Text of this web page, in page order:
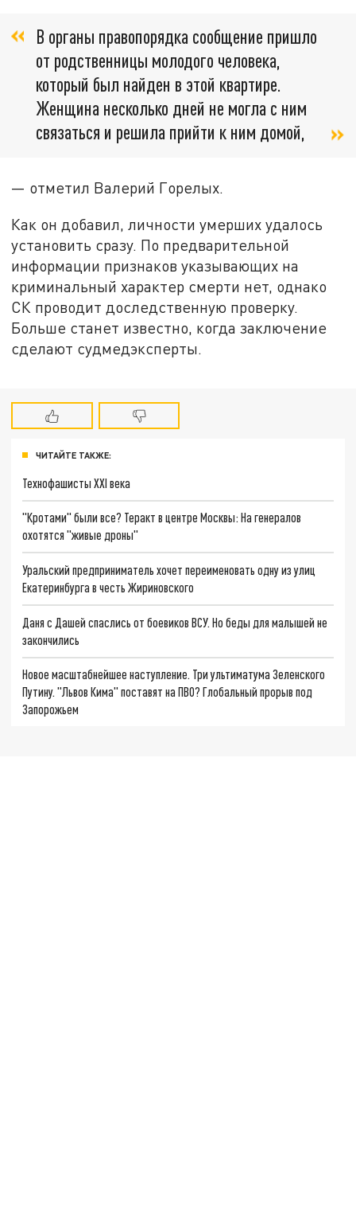
В органы правопорядка сообщение пришло
от родственницы молодого человека,
который был найден в этой квартире.
Женщина несколько дней не могла с ним
связаться и решила прийти к ним домой,
— отметил Валерий Горелых.
Как он добавил, личности умерших удалось
установить сразу. По предварительной
информации признаков указывающих на
криминальный характер смерти нет, однако
СК проводит доследственную проверку.
Больше станет известно, когда заключение
сделают судмедэксперты.
ЧИТАЙТЕ ТАКЖЕ:
Технофашисты XXI века
"Кротами" были все? Теракт в центре Москвы: На генералов
охотятся "живые дроны"
Уральский предприниматель хочет переименовать одну из улиц
Екатеринбурга в честь Жириновского
Даня с Дашей спаслись от боевиков ВСУ. Но беды для малышей не
закончились
Новое масштабнейшее наступление. Три ультиматума Зеленского
Путину. "Львов Кима" поставят на ПВО? Глобальный прорыв под
Запорожьем